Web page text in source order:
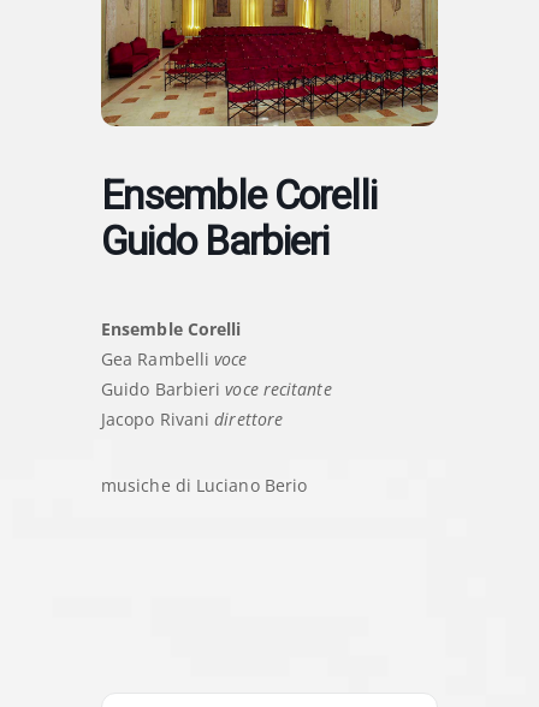
Ensemble Corelli
Guido Barbieri
Ensemble Corelli
Gea Rambellivoce
Guido Barbierivoce recitante
Jacopo Rivanidirettore
musiche di Luciano Berio